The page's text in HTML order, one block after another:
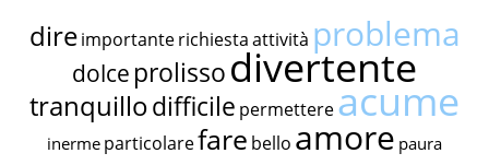
dire importante richiestaattività problema
dolce prolissodivertente
tranquillodifficile permettereacume
inerme particolarefare bello amore paura